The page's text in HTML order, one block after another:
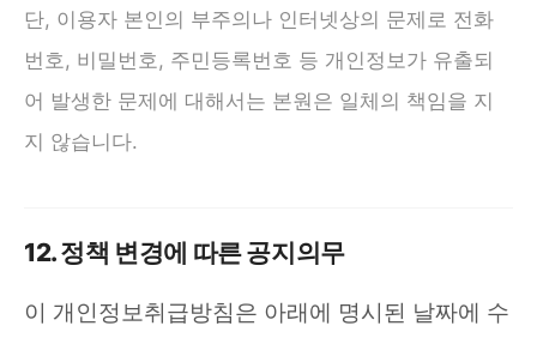
단, 이용자 본인의 부주의나 인터넷상의 문제로 전화
번호, 비밀번호, 주민등록번호 등 개인정보가 유출되
어 발생한 문제에 대해서는 본원은 일체의 책임을 지
지 않습니다.
12. 정책 변경에 따른 공지의무
이 개인정보취급방침은 아래에 명시된 날짜에 수